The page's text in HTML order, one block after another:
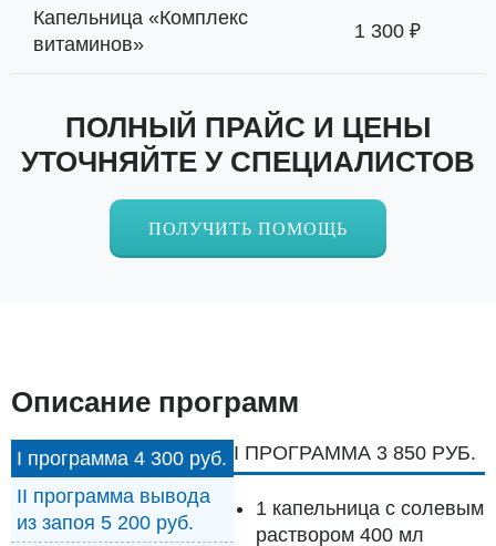
Капельница «Комплекс
витаминов»
1 300 ₽
ПОЛНЫЙ ПРАЙС И ЦЕНЫ
УТОЧНЯЙТЕ У СПЕЦИАЛИСТОВ
ПОЛУЧИТЬ ПОМОЩЬ
Описание программ
I программа 4 300 руб.
II программа вывода
из запоя 5 200 руб.
I ПРОГРАММА 3 850 РУБ.
1 капельница с солевым
раствором 400 мл